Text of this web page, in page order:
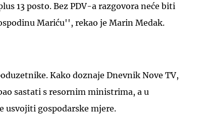
13 posto. Bez PDV-a razgovora neće biti
Mariću'', rekao je Marin Medak.
Kako doznaje Dnevnik Nove TV,
sastati s resornim ministrima, a u
usvojiti gospodarske mjere.
UKLJUČITE NOTIFIKACIJE